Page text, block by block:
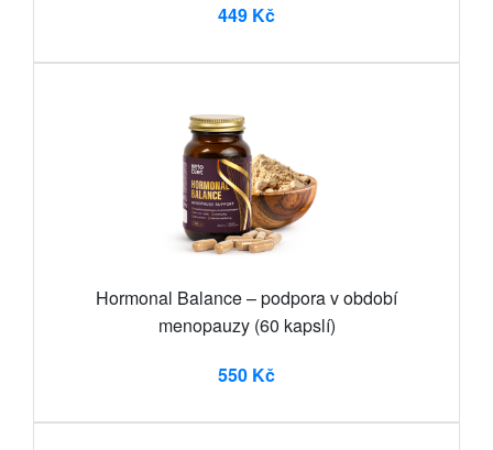
449 Kč
Hormonal Balance – podpora v období
menopauzy (60 kapslí)
550 Kč